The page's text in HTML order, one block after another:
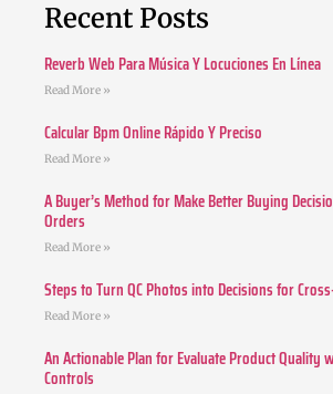
Recent Posts
Reverb Web Para Música Y Locuciones En Línea
Read More »
Calcular Bpm Online Rápido Y Preciso
Read More »
A Buyer’s Method for Make Better Buying
Orders
Read More »
Steps to Turn QC Photos into Decisions for
Read More »
An Actionable Plan for Evaluate Product Quality
Controls